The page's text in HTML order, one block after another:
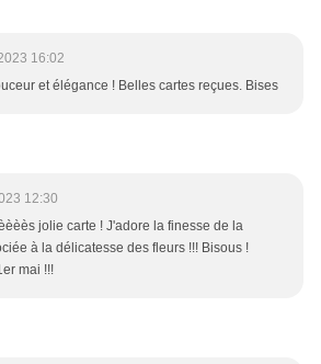
16:02
et élégance ! Belles cartes reçues. Bises
12:30
jolie carte ! J'adore la finesse de la
à la délicatesse des fleurs !!! Bisous !
mai !!!